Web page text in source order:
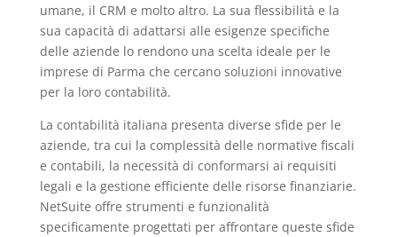
umane, il CRM e molto altro. La sua flessibilità e la
sua capacità di adattarsi alle esigenze specifiche
delle aziende lo rendono una scelta ideale per le
imprese di Parma che cercano soluzioni innovative
per la loro contabilità.
La contabilità italiana presenta diverse sfide per le
aziende, tra cui la complessità delle normative fiscali
e contabili, la necessità di conformarsi ai requisiti
legali e la gestione efficiente delle risorse finanziarie.
NetSuite offre strumenti e funzionalità
specificamente progettati per affrontare queste sfide